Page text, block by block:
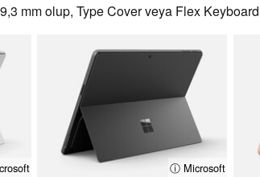
mm olup, Type Cover veya Flex Keyboard
ⓘ Microsoft